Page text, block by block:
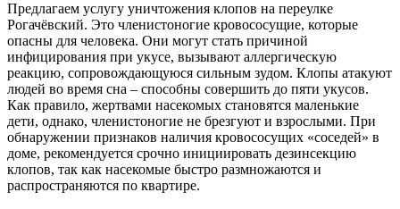
Предлагаем услугу уничтожения клопов на переулке
Рогачёвский. Это членистоногие кровососущие, которые
опасны для человека. Они могут стать причиной
инфицирования при укусе, вызывают аллергическую
реакцию, сопровождающуюся сильным зудом. Клопы атакуют
людей во время сна – способны совершить до пяти укусов.
Как правило, жертвами насекомых становятся маленькие
дети, однако, членистоногие не брезгуют и взрослыми. При
обнаружении признаков наличия кровососущих «соседей» в
доме, рекомендуется срочно инициировать дезинсекцию
клопов, так как насекомые быстро размножаются и
распространяются по квартире.